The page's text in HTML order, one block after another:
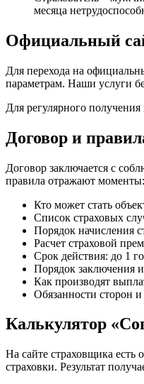
месяца
Официальный
Для перехода на
параметрам. Наши услуги
Для регулярного
Договор и
Договор заключается с
правила отражают моменты:
Кто может стать
Список страховых
Порядок начисления
Расчет страховой
Срок действия: до 1
Порядок заключения
Как производят
Обязанности сторон и
Калькулятор
На сайте страховщика есть
страховки. Результат